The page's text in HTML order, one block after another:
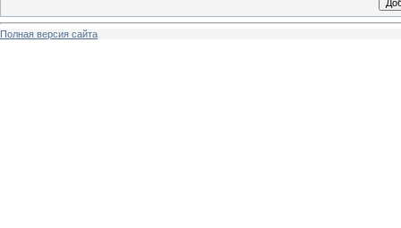
Полная версия сайта